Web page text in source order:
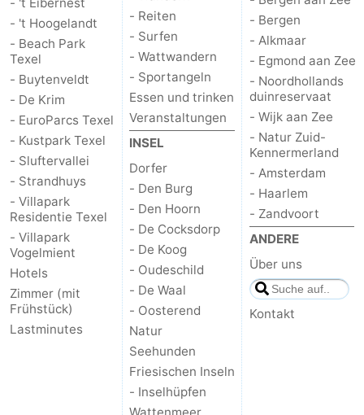
- 't Hoogelandt
- Beach Park
Texel
- Buytenveldt
- De Krim
- EuroParcs Texel
- Kustpark Texel
- Sluftervallei
- Strandhuys
- Villapark
Residentie Texel
- Villapark
Vogelmient
Hotels
Zimmer (mit
Frühstück)
Lastminutes
- Reiten
- Surfen
- Wattwandern
- Sportangeln
Essen und trinken
Veranstaltungen
INSEL
Dorfer
- Den Burg
- Den Hoorn
- De Cocksdorp
- De Koog
- Oudeschild
- De Waal
- Oosterend
Natur
Seehunden
Friesischen Inseln
- Inselhüpfen
- Bergen
- Alkmaar
- Egmond aan Zee
- Noordhollands
duinreservaat
- Wijk aan Zee
- Natur Zuid-
Kennermerland
- Amsterdam
- Haarlem
- Zandvoort
ANDERE
Über uns
Kontakt